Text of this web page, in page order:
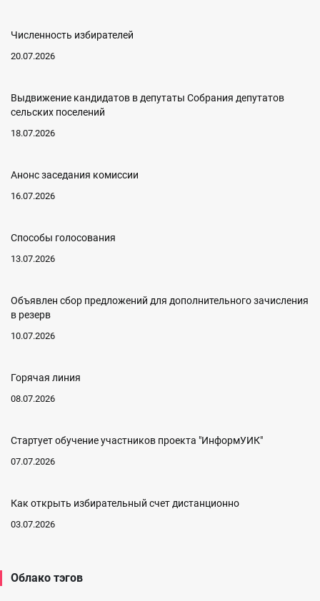
Численность избирателей
20.07.2026
Выдвижение кандидатов в депутаты Собрания депутатов
сельских поселений
18.07.2026
Анонс заседания комиссии
16.07.2026
Способы голосования
13.07.2026
Объявлен сбор предложений для дополнительного зачисления
в резерв
10.07.2026
Горячая линия
08.07.2026
Стартует обучение участников проекта "ИнформУИК"
07.07.2026
Как открыть избирательный счет дистанционно
03.07.2026
Облако тэгов